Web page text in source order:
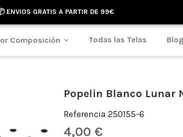
ENVIOS GRATIS A PARTIR DE 99€
Composición Todas las Telas Blog
Popelin Blanco Lunar
Referencia 250155-6
4,00 €